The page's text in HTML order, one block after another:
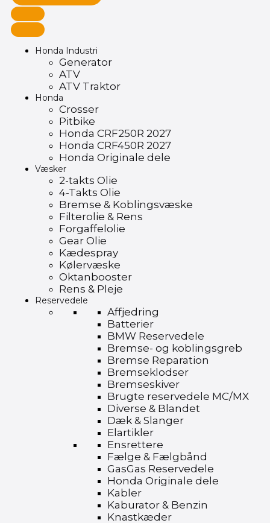
Honda Industri
Generator
ATV
ATV Traktor
Honda
Crosser
Pitbike
Honda CRF250R 2027
Honda CRF450R 2027
Honda Originale dele
Væsker
2-takts Olie
4-Takts Olie
Bremse & Koblingsvæske
Filterolie & Rens
Forgaffelolie
Gear Olie
Kædespray
Kølervæske
Oktanbooster
Rens & Pleje
Reservedele
Affjedring
Batterier
BMW Reservedele
Bremse- og koblingsgreb
Bremse Reparation
Bremseklodser
Bremseskiver
Brugte reservedele MC/MX
Diverse & Blandet
Dæk & Slanger
Elartikler
Ensrettere
Fælge & Fælgbånd
GasGas Reservedele
Honda Originale dele
Kabler
Kaburator & Benzin
Knastkæder